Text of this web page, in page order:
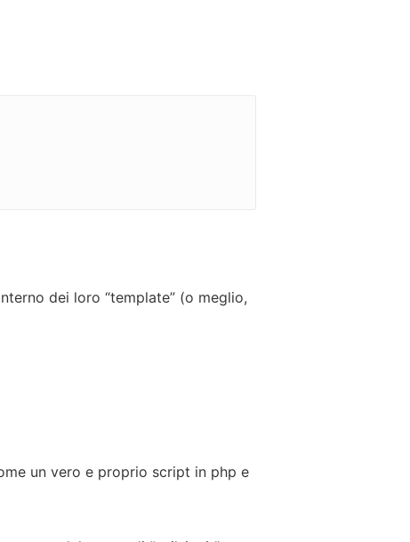
dei loro “template” (o meglio,
un vero e proprio script in php e